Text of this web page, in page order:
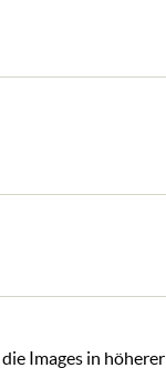
Images in